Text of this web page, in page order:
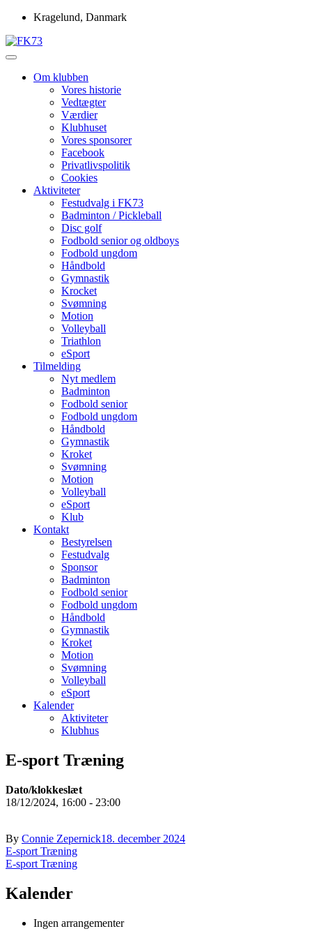
Skip
content
Kragelund, Danmark
FK73
Om klubben
Vores historie
Vedtægter
Værdier
Klubhuset
Vores sponsorer
Facebook
Privatlivspolitik
Cookies
Aktiviteter
Festudvalg i FK73
Badminton / Pickleball
Disc golf
Fodbold senior og oldboys
Fodbold ungdom
Håndbold
Gymnastik
Krocket
Svømning
Motion
Volleyball
Triathlon
eSport
Tilmelding
Nyt medlem
Badminton
Fodbold senior
Fodbold ungdom
Håndbold
Gymnastik
Kroket
Svømning
Motion
Volleyball
eSport
Klub
Kontakt
Bestyrelsen
Festudvalg
Sponsor
Badminton
Fodbold senior
Fodbold ungdom
Håndbold
Gymnastik
Kroket
Motion
Svømning
Volleyball
eSport
Kalender
Aktiviteter
Klubhus
E-sport Træning
Dato/klokkeslæt
18/12/2024, 16:00 - 23:00
By Connie Zepernick18. december 2024
Indlægsnavigation
E-sport Træning
E-sport Træning
Kalender
Ingen arrangementer